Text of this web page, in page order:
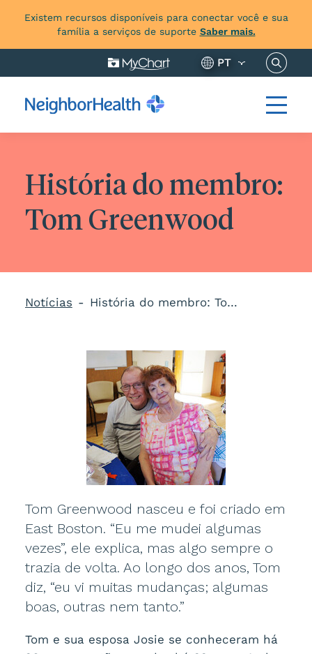
Existem recursos disponíveis para conectar você e sua
família a serviços de suporte Saber mais.
PT
História do membro:
Tom Greenwood
Notícias História do membro: Tom Greenwood
Tom Greenwood nasceu e foi criado em
East Boston. “Eu me mudei algumas
vezes”, ele explica, mas algo sempre o
trazia de volta. Ao longo dos anos, Tom
diz, “eu vi muitas mudanças; algumas
boas, outras nem tanto.”
Tom e sua esposa Josie se conheceram há